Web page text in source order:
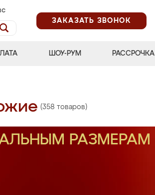
ЗАКАЗАТЬ ЗВОНОК
ШОУ-РУМ РАССРОЧКА
(358 товаров)
РАЗМЕРАМ